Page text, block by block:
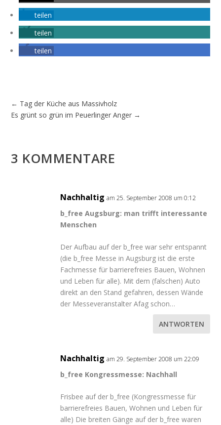
teilen
teilen
teilen
← Tag der Küche aus Massivholz
Es grünt so grün im Peuerlinger Anger →
3 KOMMENTARE
Nachhaltig am 25. September 2008 um 0:12
b_free Augsburg: man trifft interessante
Menschen
Der Aufbau auf der b_free war sehr entspannt
(die b_free Messe in Augsburg ist die erste
Fachmesse für barrierefreies Bauen, Wohnen
und Leben für alle). Mit dem (falschen) Auto
direkt an den Stand gefahren, dessen Wände
der Messeveranstalter Afag schon…
ANTWORTEN
Nachhaltig am 29. September 2008 um 22:09
b_free Kongressmesse: Nachhall
Frisbee auf der b_free (Kongressmesse für
barrierefreies Bauen, Wohnen und Leben für
alle) Die breiten Gänge auf der b_free waren